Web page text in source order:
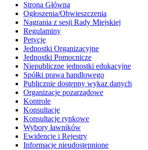
Strona Główna
Ogłoszenia/Obwieszczenia
Nagrania z sesji Rady Miejskiej
Regulaminy
Petycje
Jednostki Organizacyjne
Jednostki Pomocnicze
Niepubliczne jednostki edukacyjne
Spółki prawa handlowego
Publicznie dostępny wykaz danych
Organizacje pozarządowe
Kontrole
Konsultacje
Konsultacje rynkowe
Wybory ławników
Ewidencje i Rejestry
Informacje nieudostępnione